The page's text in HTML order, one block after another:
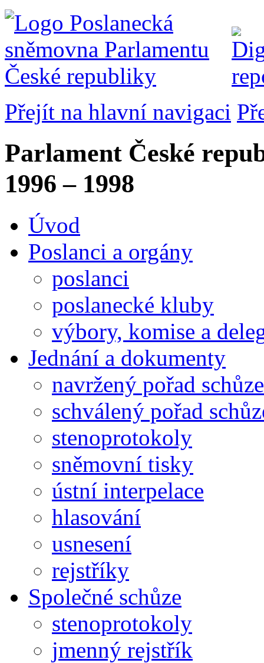
Přejít na hlavní navigaci
Parlament České
1996 – 1998
Úvod
Poslanci a orgány
poslanci
poslanecké kluby
výbory, komise a
Jednání a dokumenty
navržený pořad schůze
schválený pořad
stenoprotokoly
sněmovní tisky
ústní interpelace
hlasování
usnesení
rejstříky
Společné schůze
stenoprotokoly
jmenný rejstřík